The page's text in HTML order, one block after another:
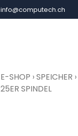
info@computech.ch
E-SHOP ›SPEICHER ›
25ER SPINDEL